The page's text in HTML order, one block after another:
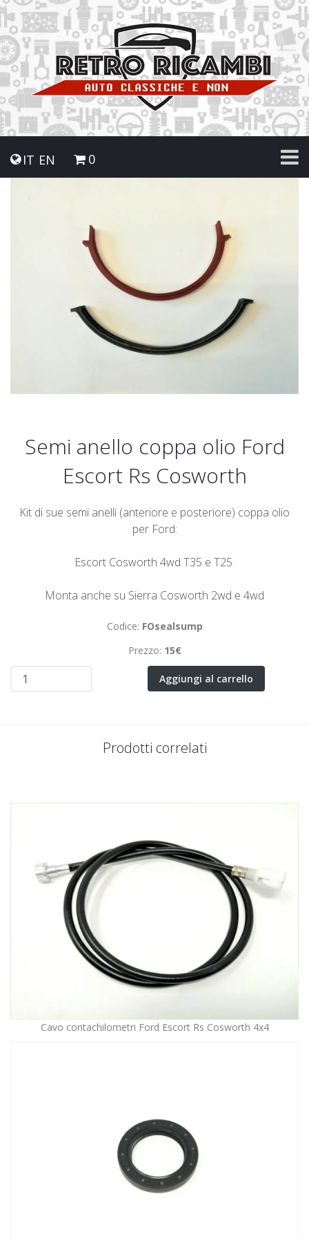
IT EN 0
Semi anello coppa olio Ford
Escort Rs Cosworth
Kit di sue semi anelli (anteriore e posteriore) coppa olio
per Ford:
Escort Cosworth 4wd T35 e T25.
Monta anche su Sierra Cosworth 2wd e 4wd
Codice: FOsealsump
Prezzo: 15€
Aggiungi al carrello
Prodotti correlati
Cavo contachilometri Ford Escort Rs Cosworth 4x4